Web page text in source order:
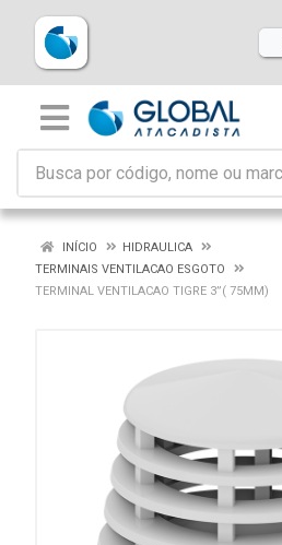
INÍCIO
HIDRAULICA
TERMINAIS VENTILACAO ESGOTO
TERMINAL VENTILACAO TIGRE 3”( 75MM)